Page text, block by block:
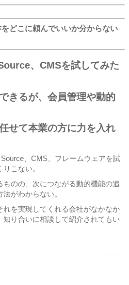
どこに頼んでいいか分からない
、CMSを試してみた
きるが、会員管理や動的
せて本業の方に力を入れ
、CMS、フレームウェアを試
こない。
ものの、次につながる動的機能の追
がわからない。
れを実現してくれる会社がなかなか
知り合いに相談して紹介されてもい